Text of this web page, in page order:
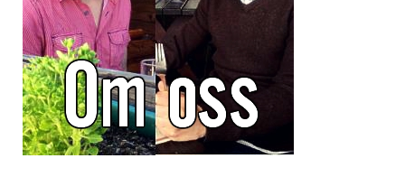
Quatre épices
Rosépepper
Salvie
Sar (bønneurt)